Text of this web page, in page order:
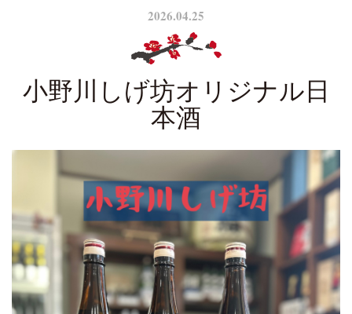
2026.04.25
小野川しげ坊オリジナル日
本酒